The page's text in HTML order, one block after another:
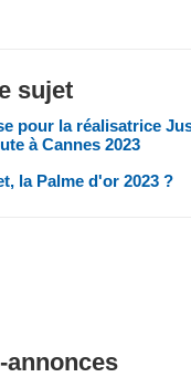
sujet
pour la réalisatrice
à Cannes 2023
la Palme d'or 2023 ?
annonces